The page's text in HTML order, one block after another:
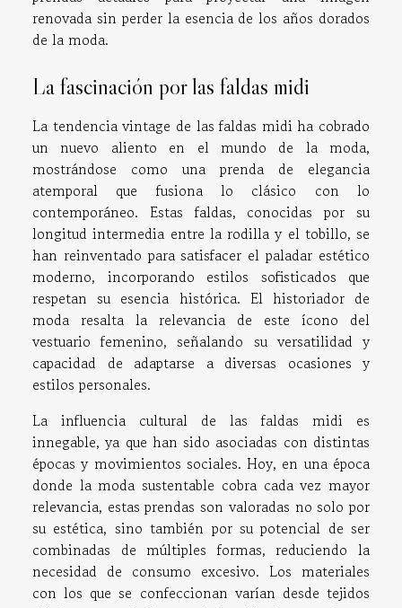
renovada sin perder la esencia de los años dorados
de la moda.
La fascinación por las faldas midi
La tendencia vintage de las faldas midi ha cobrado
un nuevo aliento en el mundo de la moda,
mostrándose como una prenda de elegancia
atemporal que fusiona lo clásico con lo
contemporáneo. Estas faldas, conocidas por su
longitud intermedia entre la rodilla y el tobillo, se
han reinventado para satisfacer el paladar estético
moderno, incorporando estilos sofisticados que
respetan su esencia histórica. El historiador de
moda resalta la relevancia de este ícono del
vestuario femenino, señalando su versatilidad y
capacidad de adaptarse a diversas ocasiones y
estilos personales.
La influencia cultural de las faldas midi es
innegable, ya que han sido asociadas con distintas
épocas y movimientos sociales. Hoy, en una época
donde la moda sustentable cobra cada vez mayor
relevancia, estas prendas son valoradas no solo por
su estética, sino también por su potencial de ser
combinadas de múltiples formas, reduciendo la
necesidad de consumo excesivo. Los materiales
con los que se confeccionan varían desde tejidos